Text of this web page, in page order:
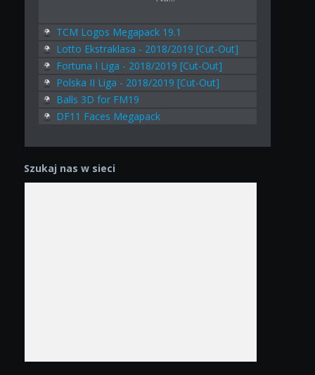
TCM Logos Megapack 19.1
Lotto Ekstraklasa - 2018/2019 [Cut-Out]
Fortuna I Liga - 2018/2019 [Cut-Out]
Polska II Liga - 2018/2019 [Cut-Out]
Balls 3D for FM19
DF11 Faces Megapack
Szukaj nas w sieci